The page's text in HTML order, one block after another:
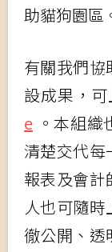
助貓狗園區
有關我們協
設成果，
e 。本組織
清楚交代每
報表及會計
人也可隨
徹公開、透